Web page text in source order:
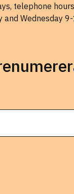
telephone hours
and Wednesday